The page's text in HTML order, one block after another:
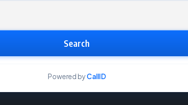
Search
Powered byCallID